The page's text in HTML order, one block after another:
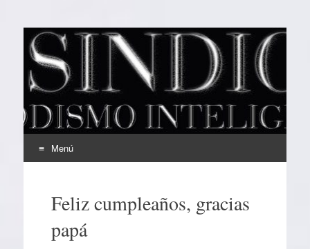
EL SINDICAL
Periodismo Inteligente
Menú
contenidoFeliz cumpleaños, gracias
papá